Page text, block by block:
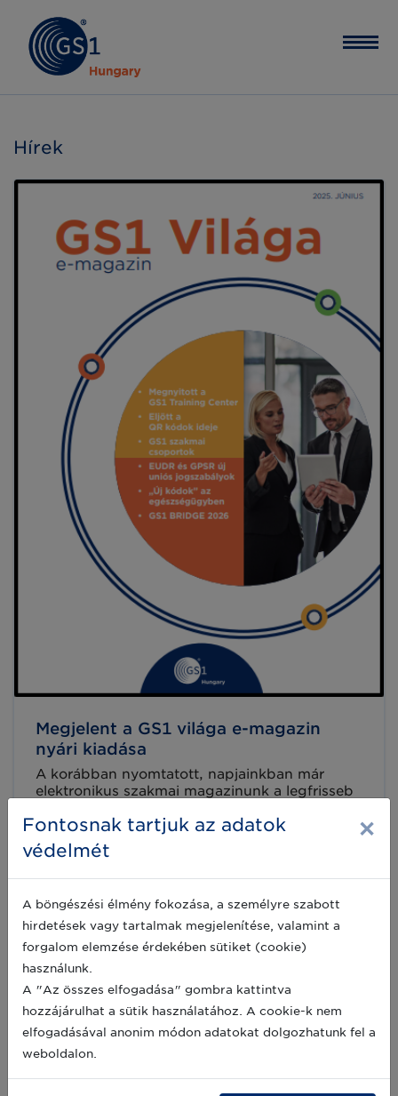
Hírek
Megjelent a GS1 világa e-magazin
nyári kiadása
A korábban nyomtatott, napjainkban már
elektronikus szakmai magazinunk a legfrisseb
színes betekintést a GS1 szabványok világába
és tippeket a szabványok gyakorlati
alkalmazásához.
2025-06-16
Megjelent a GS1 világa magazin téli
száma
Évente 2-3 alkalommal összeállított szakmai
magazinunk legfrissebb téli számát nyújtjuk át
most virtuálisan a felhasználóinknak. A
magazinban csokorba gyűjtött írásokban a
GS1 Magyarország legaktuálisabb
tevékenységei mellett fontos szakmai
2022-12-16
Fontosnak tartjuk az adatok
védelmét
×
A böngészési élmény fokozása, a személyre szabott
hirdetések vagy tartalmak megjelenítése, valamint a
forgalom elemzése érdekében sütiket (cookie)
használunk.
A "Az összes elfogadása" gombra kattintva
hozzájárulhat a sütik használatához. A cookie-k nem
elfogadásával anonim módon adatokat dolgozhatunk fel a
weboldalon.